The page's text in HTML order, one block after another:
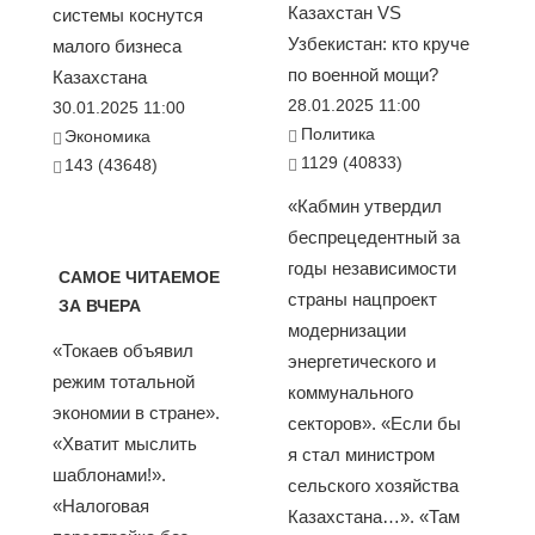
системы коснутся
малого бизнеса
Казахстана
30.01.2025 11:00
Экономика
143 (43648)
САМОЕ ЧИТАЕМОЕ
ЗА ВЧЕРА
«Токаев объявил
режим тотальной
экономии в стране».
«Хватит мыслить
шаблонами!».
«Налоговая
Казахстан VS
Узбекистан: кто круче
по военной мощи?
28.01.2025 11:00
Политика
1129 (40833)
«Кабмин утвердил
беспрецедентный за
годы независимости
страны нацпроект
модернизации
энергетического и
коммунального
секторов». «Если бы
я стал министром
сельского хозяйства
Казахстана…». «Там